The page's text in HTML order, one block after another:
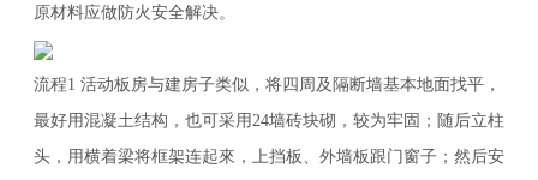
原材料应做防火安全解决。
流程1 活动板房与建房子类似，将四周及隔断墙基本地面找平，
最好用混凝土结构，也可采用24墙砖块砌，较为牢固；随后立柱
头，用横着梁将框架连起來，上挡板、外墙板跟门窗子；然后安